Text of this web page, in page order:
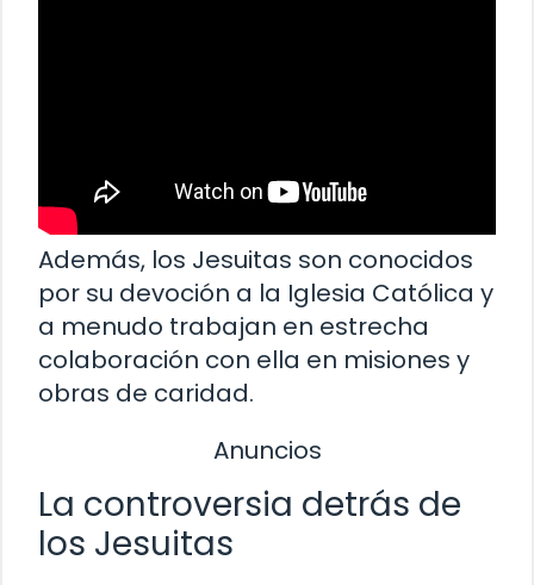
Además, los Jesuitas son conocidos
por su devoción a la Iglesia Católica y
a menudo trabajan en estrecha
colaboración con ella en misiones y
obras de caridad.
Anuncios
La controversia detrás de
los Jesuitas